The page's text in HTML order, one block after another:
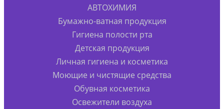
АВТОХИМИЯ
Бумажно-ватная продукция
Гигиена полости рта
Детская продукция
Личная гигиена и косметика
Моющие и чистящие средства
Обувная косметика
Освежители воздуха